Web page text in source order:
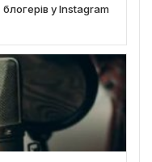
у Instagram